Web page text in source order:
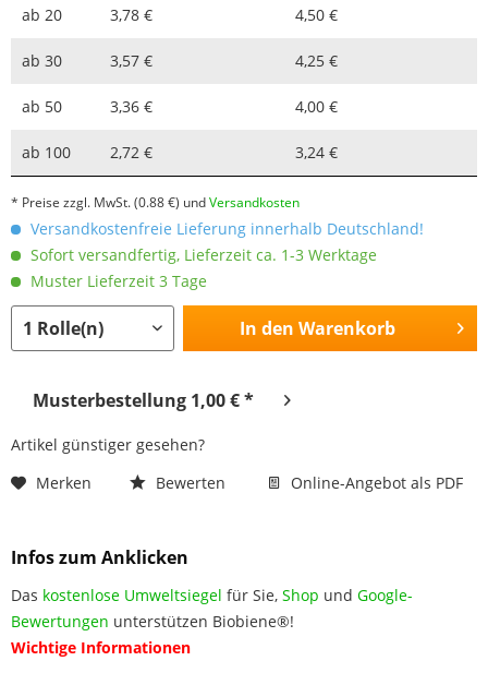
ab 20 3,78 € 4,50 €
ab 30 3,57 € 4,25 €
ab 50 3,36 € 4,00 €
ab 100 2,72 € 3,24 €
* Preise zzgl. MwSt.(0.88 €) undVersandkosten
Versandkostenfreie Lieferung innerhalb Deutschland!
Sofort versandfertig, Lieferzeit ca. 1-3 Werktage
Muster Lieferzeit 3 Tage
In den Warenkorb
Musterbestellung 1,00 € *
Artikel günstiger gesehen?
Merken
Bewerten Online-Angebot als PDF
Infos zum Anklicken
Das kostenlose Umweltsiegel für Sie, Shop und Google-
Bewertungen unterstützen Biobiene®!
Wichtige Informationen